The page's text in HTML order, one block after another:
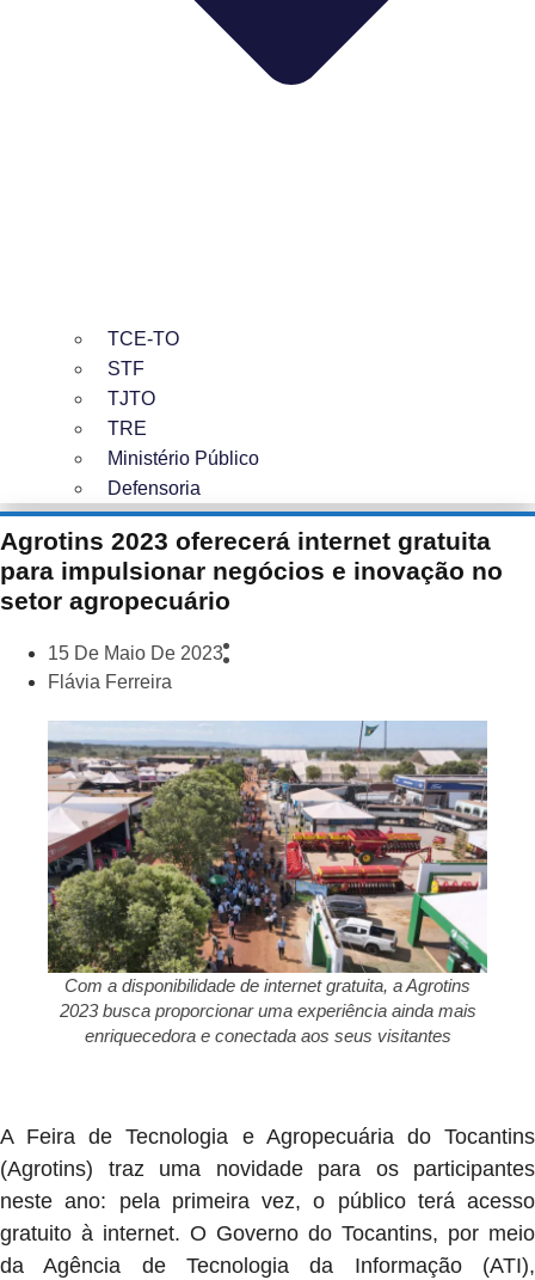
TCE-TO
STF
TJTO
TRE
Ministério Público
Defensoria
Agrotins 2023 oferecerá internet gratuita
para impulsionar negócios e inovação no
setor agropecuário
15 De Maio De 2023
Flávia Ferreira
Com a disponibilidade de internet gratuita, a Agrotins
2023 busca proporcionar uma experiência ainda mais
enriquecedora e conectada aos seus visitantes
A Feira de Tecnologia e Agropecuária do Tocantins
(Agrotins) traz uma novidade para os participantes
neste ano: pela primeira vez, o público terá acesso
gratuito à internet. O Governo do Tocantins, por meio
da Agência de Tecnologia da Informação (ATI),